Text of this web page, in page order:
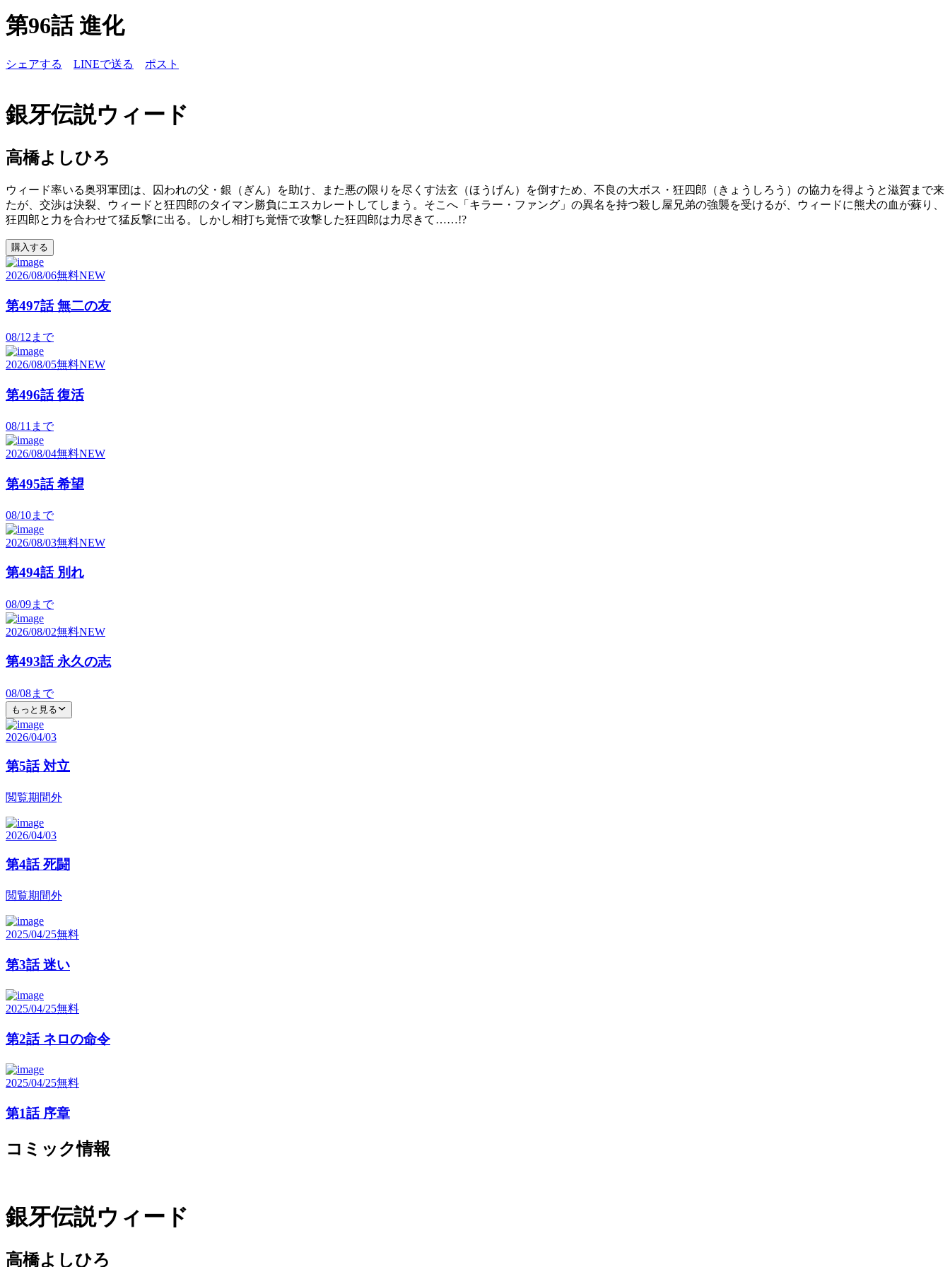
第96話 進化
シェアする LINEで送る ポスト
銀牙伝説ウィード
高橋よしひろ
ウィード率いる奥羽軍団は、囚われの父・銀（ぎん）を助け、また悪の限りを尽くす法玄（ほうげん）を倒すため、不良の大ボス・狂四郎（きょうしろう）の協力を得ようと滋賀まで来
たが、交渉は決裂、ウィードと狂四郎のタイマン勝負にエスカレートしてしまう。そこへ「キラー・ファング」の異名を持つ殺し屋兄弟の強襲を受けるが、ウィードに熊犬の血が蘇り、
狂四郎と力を合わせて猛反撃に出る。しかし相打ち覚悟で攻撃した狂四郎は力尽きて……!?
購入する
2026/08/06無料NEW
第497話 無二の友
08/12 まで
2026/08/05無料NEW
第496話 復活
08/11 まで
2026/08/04無料NEW
第495話 希望
08/10まで
2026/08/03無料NEW
第494話 別れ
08/09まで
2026/08/02無料NEW
第493話 永久の志
08/08まで
もっと見る
2026/04/03
第5話 対立
閲覧期間外
2026/04/03
第4話 死闘
閲覧期間外
2025/04/25無料
第3話 迷い
2025/04/25無料
第2話 ネロの命令
2025/04/25無料
第1話 序章
コミック情報
銀牙伝説ウィード
高橋よしひろ